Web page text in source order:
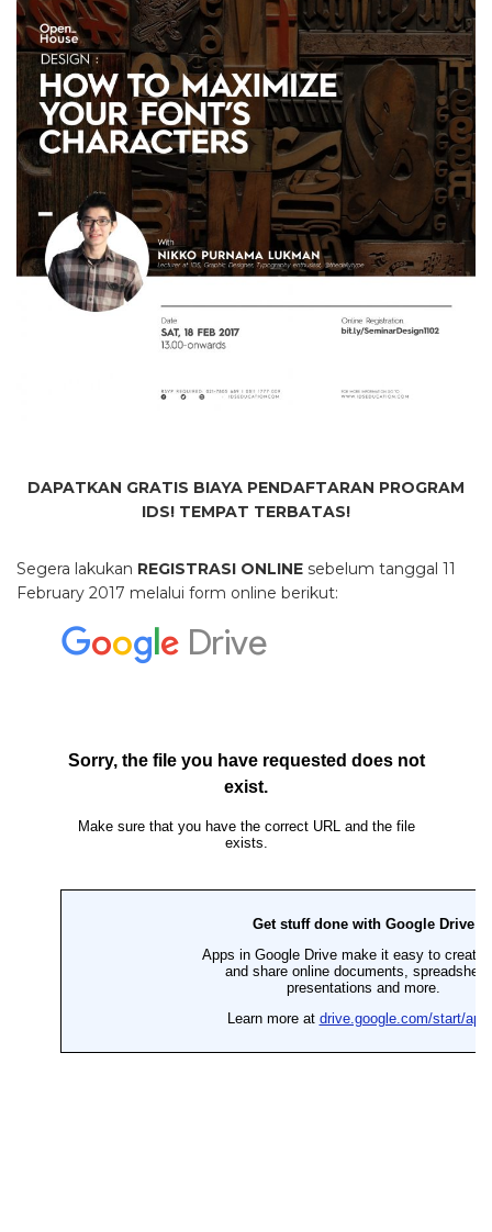
DAPATKAN GRATIS BIAYA PENDAFTARAN PROGRAM
IDS! TEMPAT TERBATAS!
Segera lakukan REGISTRASI ONLINE sebelum tanggal 11
February 2017 melalui form online berikut: